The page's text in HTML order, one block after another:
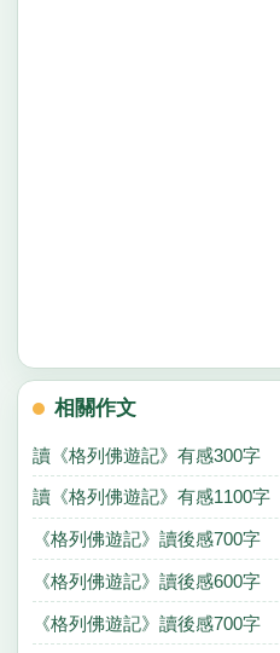
相關作文
讀《格列佛遊記》有感300字
讀《格列佛遊記》有感1100字
《格列佛遊記》讀後感700字
《格列佛遊記》讀後感600字
《格列佛遊記》讀後感700字